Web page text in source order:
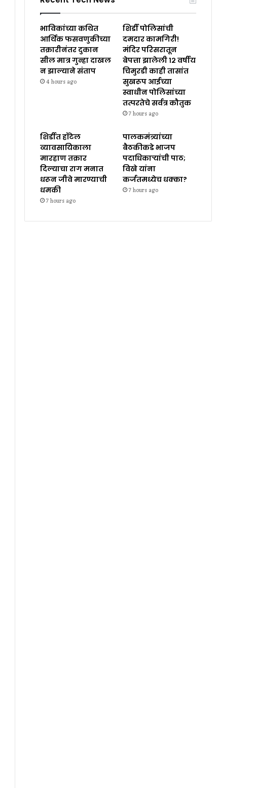
भाविकांच्या कथित
आर्थिक फसवणुकीच्या
तक्रारीनंतर दुकान
सील मात्र गुन्हा दाखल
न झाल्याने संताप
4 hours ago
शिर्डी पोलिसांची
दमदार कामगिरी!
मंदिर परिसरातून
बेपत्ता झालेली १२ वर्षीय
चिमुरडी काही तासांत
सुखरूप आईच्या
स्वाधीन पोलिसांच्या
तत्परतेचे सर्वत्र कौतुक
7 hours ago
शिर्डीत हॉटेल
व्यावसायिकाला
मारहाण तक्रार
दिल्याचा राग मनात
धरून जीवे मारण्याची
धमकी
7 hours ago
पालकमंत्र्यांच्या
बैठकीकडे भाजप
पदाधिकाऱ्यांची पाठ;
विखे यांना
कर्जतमध्येच धक्का?
7 hours ago